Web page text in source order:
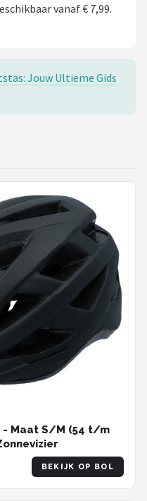
vanaf € 7,99.
Jouw Ultieme Gids
- Maat S/M (54 t/m
BEKIJK OP BOL